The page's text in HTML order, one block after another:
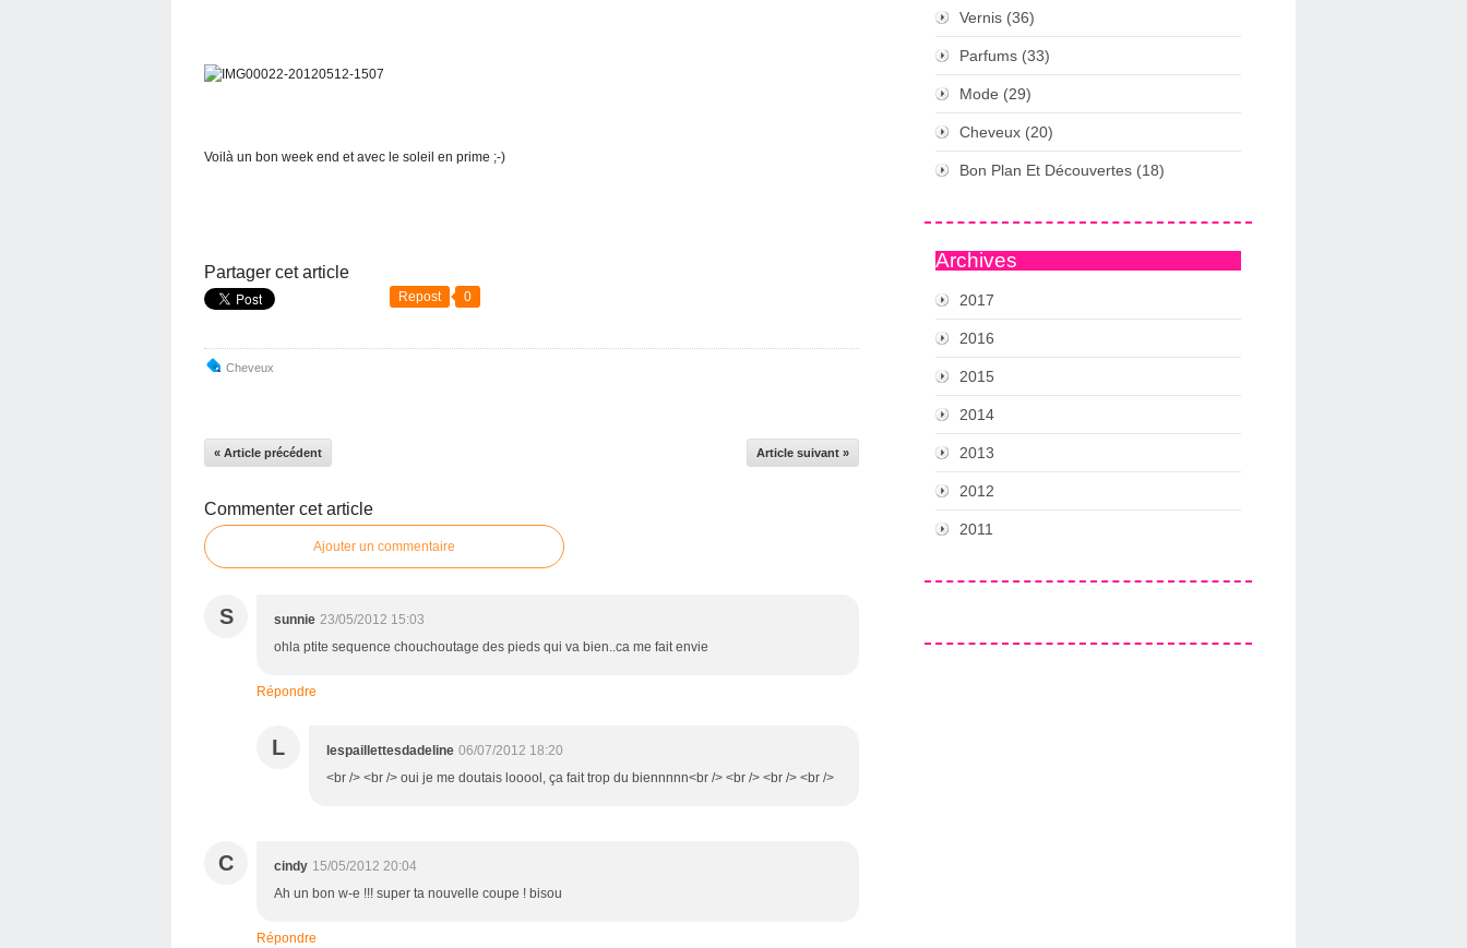
Voilà un bon week end et avec le soleil en prime ;-)
Partager cet article
Repost 0
Cheveux
« Article précédent Article suivant »
Commenter cet article
Ajouter un commentaire
S sunnie 23/05/2012 15:03
ohla ptite sequence chouchoutage des pieds qui va bien..ca me fait envie
Répondre
L lespaillettesdadeline 06/07/2012 18:20
<br /> <br /> oui je me doutais looool, ça fait trop du biennnnn<br /> <br /> <br /> <br />
C cindy 15/05/2012 20:04
Ah un bon w-e !!! super ta nouvelle coupe ! bisou
Répondre
Vernis (36)
Parfums (33)
Mode (29)
Cheveux (20)
Bon Plan Et Découvertes (18)
Archives
2017
2016
2015
2014
2013
2012
2011